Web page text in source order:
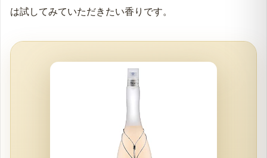
は試してみていただきたい香りです。